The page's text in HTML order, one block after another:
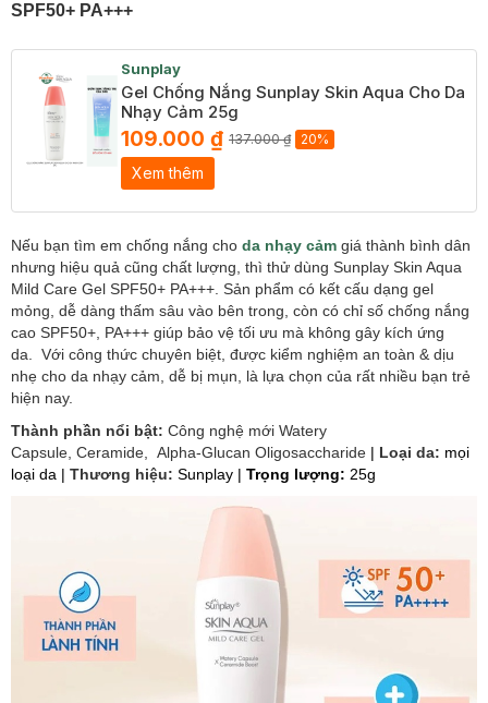
SPF50+ PA+++
Sunplay
Gel Chống Nắng Sunplay Skin Aqua Cho Da
Nhạy Cảm 25g
109.000 ₫ 137.000 ₫ 20%
Xem thêm
Nếu bạn tìm em chống nắng cho da nhạy cảm giá thành bình dân
nhưng hiệu quả cũng chất lượng, thì thử dùng Sunplay Skin Aqua
Mild Care Gel SPF50+ PA+++. Sản phẩm có kết cấu dạng gel
mỏng, dễ dàng thấm sâu vào bên trong, còn có chỉ số chống nắng
cao SPF50+, PA+++ giúp bảo vệ tối ưu mà không gây kích ứng
da. Với công thức chuyên biệt, được kiểm nghiệm an toàn & dịu
nhẹ cho da nhạy cảm, dễ bị mụn, là lựa chọn của rất nhiều bạn trẻ
hiện nay.
​Thành phần nổi bật: Công nghệ mới Watery
Capsule, Ceramide, Alpha-Glucan Oligosaccharide | Loại da: mọi
loại da | Thương hiệu: Sunplay | Trọng lượng: 25g